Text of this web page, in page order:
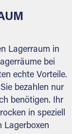
Lagerraum in
bei
echte Vorteile.
bezahlen nur
benötigen. Ihr
in speziell
Lagerboxen